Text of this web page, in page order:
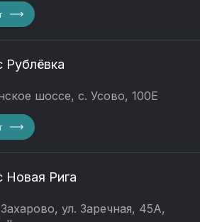
Рублёвка
шоссе, с. Усово, 100Е
Новая Рига
ул. Заречная, 45А,